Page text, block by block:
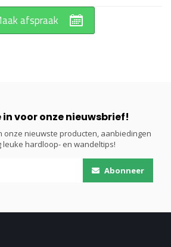
afspraak
voor onze nieuwsbrief!
onze nieuwste producten, aanbiedingen
leuke hardloop- en wandeltips!
Abonneer